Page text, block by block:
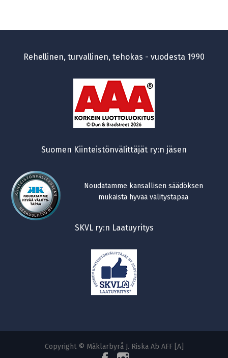
Rehellinen, turvallinen, tehokas - vuodesta 1990
Suomen Kiinteistönvälittäjät ry:n jäsen
Noudatamme kansallisen säädöksen
mukaista hyvää välitystapaa
SKVL ry:n Laatuyritys
Copyright © Mäklarbyrå J. Riska Ab AFF [A]